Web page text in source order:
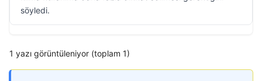
söyledi.
1 yazı görüntüleniyor (toplam 1)